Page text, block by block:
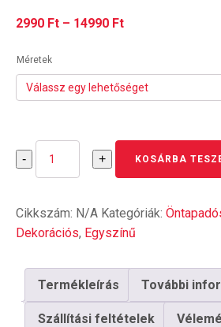
2990 Ft – 14990 FtÁrtartomány:
14990 Ft
Méretek
-
Baby
-
öntapadós
+ KOSÁRBA
Cikkszám: N/A Kategóriák:
Dekorációs, Egyszínű
Termékleírás További
Szállítási feltételek